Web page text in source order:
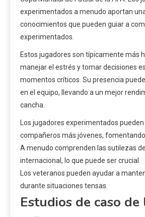
experimentados a menudo aportan
conocimientos que pueden guiar a
experimentados.
Estos jugadores son típicamente más
manejar el estrés y tomar decisiones
momentos críticos. Su presencia
en el equipo, llevando a un mejor
cancha.
Los jugadores experimentados
compañeros más jóvenes,
A menudo comprenden las sutilezas
internacional, lo que puede ser crucial.
Los veteranos pueden ayudar a
durante situaciones tensas.
Estudios de caso de